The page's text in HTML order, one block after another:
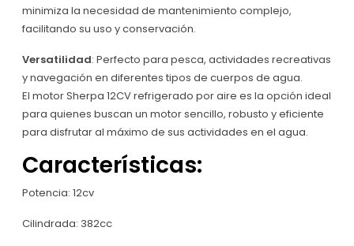
minimiza la necesidad de mantenimiento complejo,
facilitando su uso y conservación.
Versatilidad: Perfecto para pesca, actividades recreativas
y navegación en diferentes tipos de cuerpos de agua.
El motor Sherpa 12CV refrigerado por aire es la opción ideal
para quienes buscan un motor sencillo, robusto y eficiente
para disfrutar al máximo de sus actividades en el agua.
Características:
Potencia: 12cv
Cilindrada: 382cc